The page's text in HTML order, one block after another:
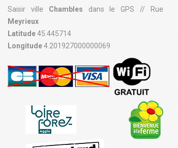
Saisir ville Chambles dans le GPS // Rue
Meyrieux
Latitude45.445714
Longitude4.201927000000069